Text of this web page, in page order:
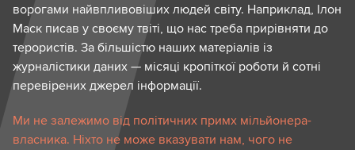
ворогами найвпливовіших людей світу. Наприклад, Ілон
Маск писав у своєму твіті, що нас треба прирівняти до
терористів. За більшістю наших матеріалів із
журналістики даних — місяці кропіткої роботи й сотні
перевірених джерел інформації.
Ми не залежимо від політичних примх мільйонера-
власника. Ніхто не може вказувати нам, чого не